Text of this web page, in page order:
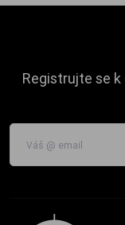
Registrujte se